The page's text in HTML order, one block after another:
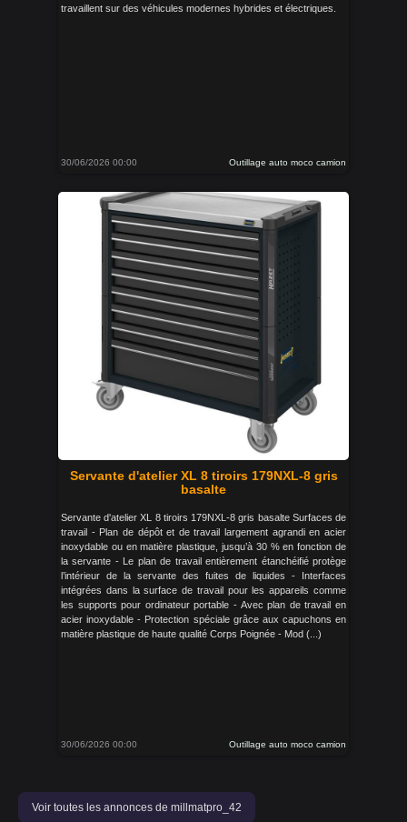
travaillent sur des véhicules modernes hybrides et électriques.
30/06/2026 00:00 Outillage auto moco camion
Servante d'atelier XL 8 tiroirs 179NXL-8 gris
basalte
Servante d'atelier XL 8 tiroirs 179NXL-8 gris basalte Surfaces de
travail - Plan de dépôt et de travail largement agrandi en acier
inoxydable ou en matière plastique, jusqu’à 30 % en fonction de
la servante - Le plan de travail entièrement étanchéifié protège
l’intérieur de la servante des fuites de liquides - Interfaces
intégrées dans la surface de travail pour les appareils comme
les supports pour ordinateur portable - Avec plan de travail en
acier inoxydable - Protection spéciale grâce aux capuchons en
matière plastique de haute qualité Corps Poignée - Mod (...)
30/06/2026 00:00 Outillage auto moco camion
Voir toutes les annonces de millmatpro_42